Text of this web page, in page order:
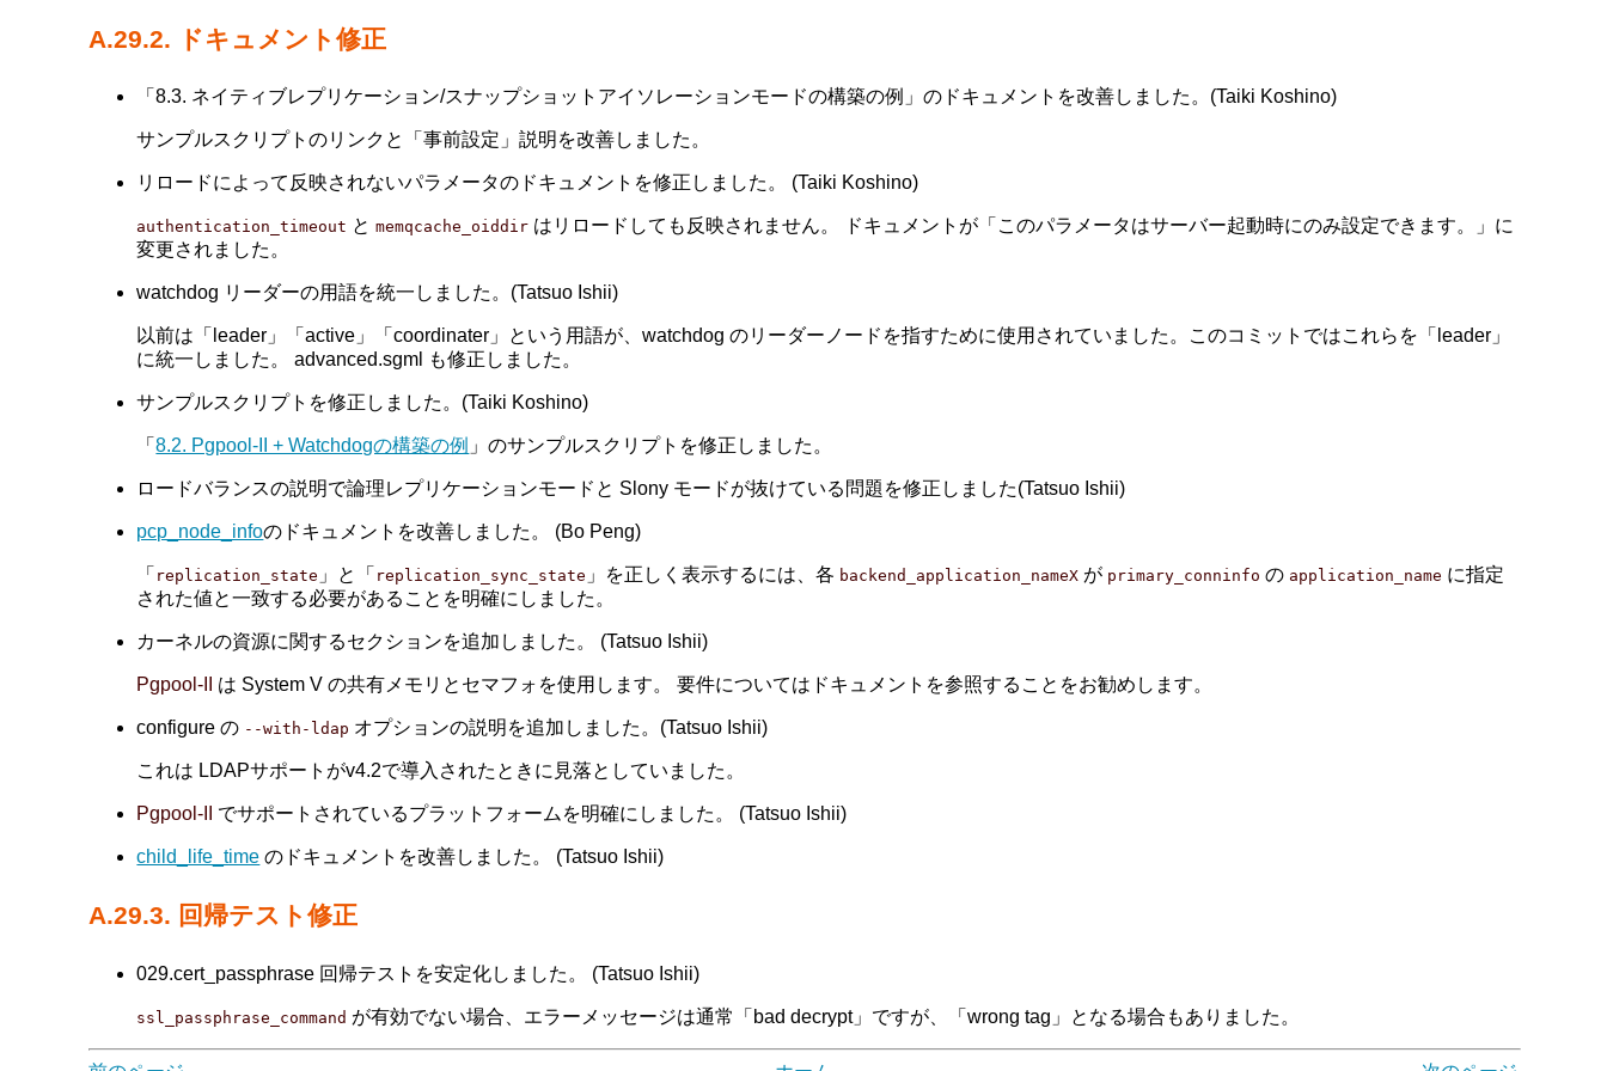
A.29.2. ドキュメント修正
「8.3. ネイティブレプリケーション/スナップショットアイソレーションモードの構築の例」のドキュメントを改善しました。(Taiki Koshino)
サンプルスクリプトのリンクと「事前設定」説明を改善しました。
リロードによって反映されないパラメータのドキュメントを修正しました。 (Taiki Koshino)
authentication_timeout とmemqcache_oiddir はリロードしても反映されません。 ドキュメントが「このパラメータはサーバー起動時にのみ設定できます。」に
変更されました。
watchdog リーダーの用語を統一しました。(Tatsuo Ishii)
以前は「leader」「active」「coordinater」という用語が、watchdog のリーダーノードを指すために使用されていました。このコミットではこれらを「leader」
に統一しました。 advanced.sgml も修正しました。
サンプルスクリプトを修正しました。(Taiki Koshino)
「8.2. Pgpool-II + Watchdogの構築の例 」のサンプルスクリプトを修正しました。
ロードバランスの説明で論理レプリケーションモードと Slony モードが抜けている問題を修正しました(Tatsuo Ishii)
pcp_node_infoのドキュメントを改善しました。 (Bo Peng)
「 replication_state 」と「 replication_sync_state 」を正しく表示するには、各 backend_application_nameX が primary_conninfo の application_name に指定
された値と一致する必要があることを明確にしました。
カーネルの資源に関するセクションを追加しました。 (Tatsuo Ishii)
Pgpool-II は System V の共有メモリとセマフォを使用します。 要件についてはドキュメントを参照することをお勧めします。
configure の --with-ldap オプションの説明を追加しました。(Tatsuo Ishii)
これは LDAPサポートがv4.2で導入されたときに見落としていました。
Pgpool-II でサポートされているプラットフォームを明確にしました。 (Tatsuo Ishii)
child_life_time のドキュメントを改善しました。 (Tatsuo Ishii)
A.29.3. 回帰テスト修正
029.cert_passphrase 回帰テストを安定化しました。 (Tatsuo Ishii)
ssl_passphrase_command が有効でない場合、エラーメッセージは通常「bad decrypt」ですが、「wrong tag」となる場合もありました。